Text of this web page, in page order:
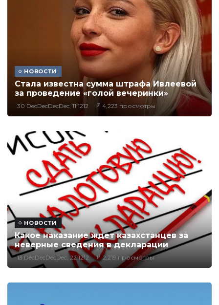
НОВОСТИ
Стала известна сумма штрафа Ивлеевой
за проведение «голой вечеринки»
30 DecDecDecDec, 11:1212 4,223 просмотры
НОВОСТИ
Какое наказание ждет казахстанцев за
неверные сведения в декларации
13 DecDecDecDec, 22:1212 2,219 просмотры